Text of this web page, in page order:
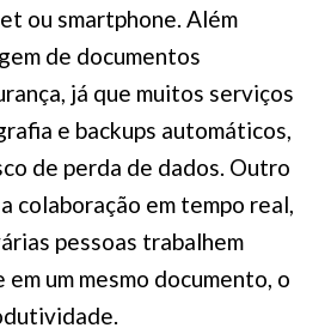
ou smartphone. Além
de documentos
já que muitos serviços
e backups automáticos,
de perda de dados. Outro
colaboração em tempo real,
pessoas trabalhem
um mesmo documento, o